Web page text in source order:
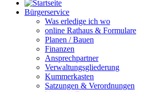
Bürgerservice
Was erledige ich wo
online Rathaus & Formulare
Planen / Bauen
Finanzen
Ansprechpartner
Verwaltungsgliederung
Kummerkasten
Satzungen & Verordnungen